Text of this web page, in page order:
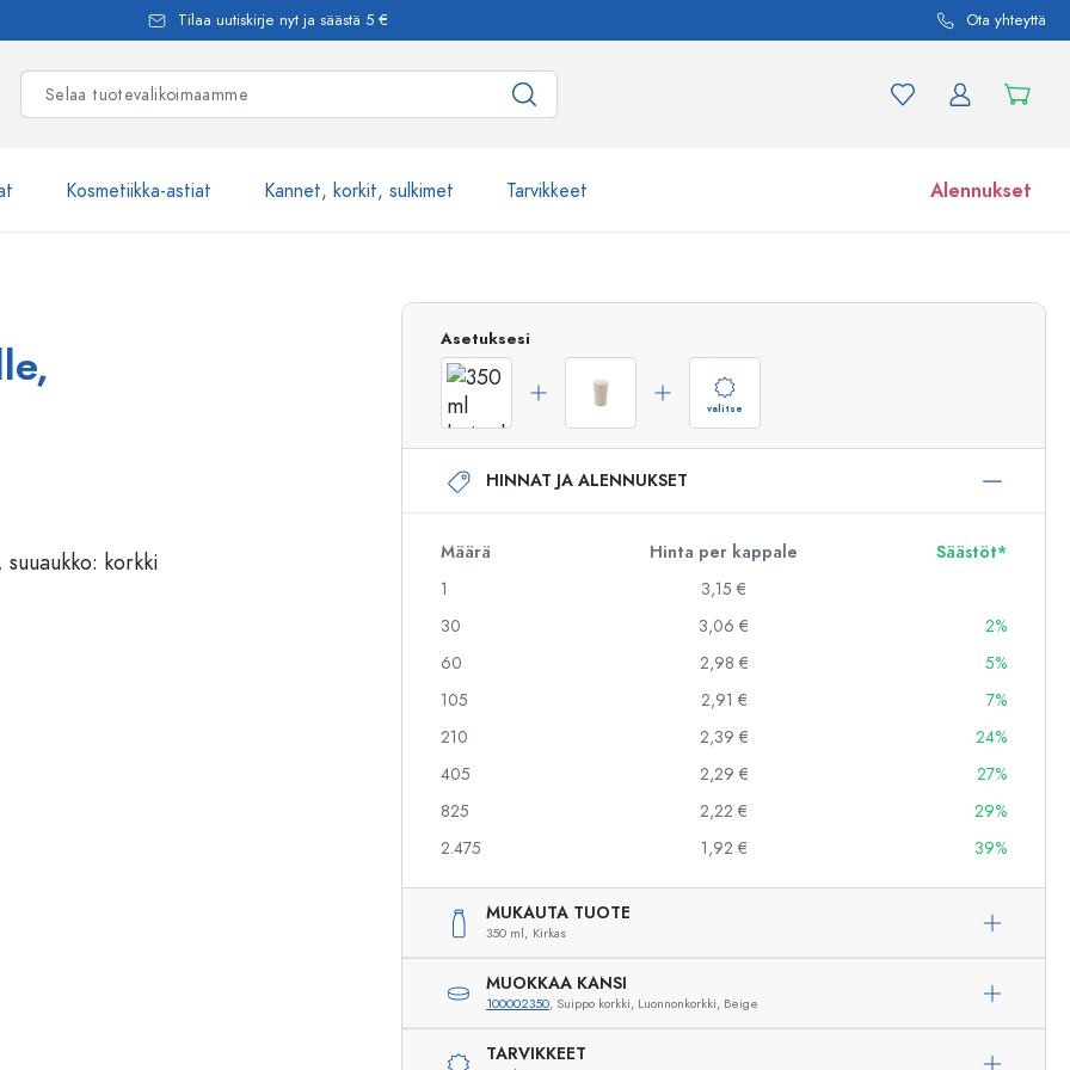
Tilaa uutiskirje nyt ja säästä 5 € Ota yhteyttä
Kosmetiikka-astiat Kannet, korkit, sulkimet Tarvikkeet Alennukset
Airless-pumppupullot
Roll-on-pullot
Puristuspullot
Säilytyspullot
Ginipullot
Joulupullot
Koristeelliset pullot
Käymisastiat
Lasipurkit
Osta nyt
Asetuksesi
valitse
HINNAT JA ALENNUKSET
Määrä Hinta per kappale
Säästöt*
1
3,15 €
30
3,06 €
2%
60
2,98 €
5%
105
2,91 €
7%
210
2,39 €
24%
405
2,29 €
27%
825
2,22 €
29%
2.475
1,92 € 39%
MUKAUTA TUOTE
350 ml, Kirkas
MUOKKAA KANSI
100002350, Suippo korkki, Luonnonkorkki, Beige
TARVIKKEET